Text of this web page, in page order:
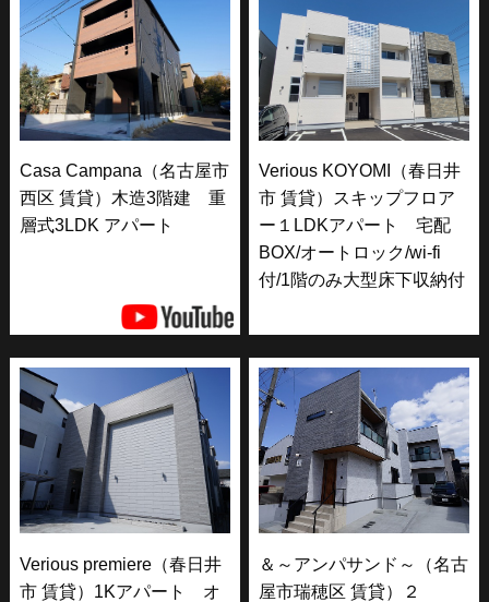
Casa Campana（名古屋市
西区 賃貸）木造3階建 重
層式3LDK アパート
Verious KOYOMI（春日井
市 賃貸）スキップフロア
ー１LDKアパート 宅配
BOX/オートロック/wi-fi
付/1階のみ大型床下収納付
Verious premiere（春日井
市 賃貸）1Kアパート オ
＆～アンパサンド～（名古
屋市瑞穂区 賃貸）２